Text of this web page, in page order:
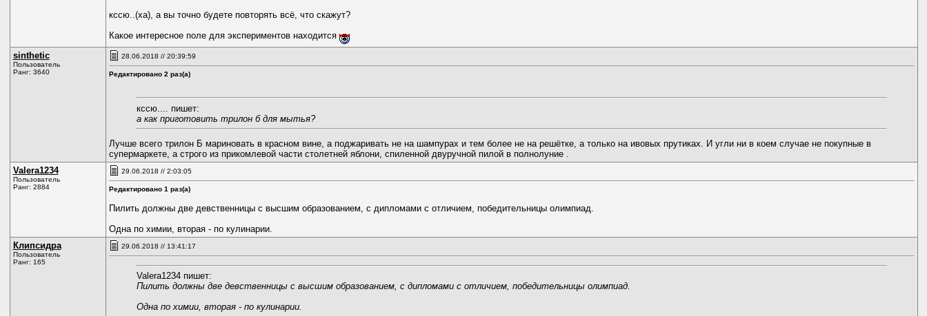
кссю..(ха), а вы точно будете повторять всё, что скажут?
Какое интересное поле для экспериментов находится
sinthetic
Пользователь
Ранг: 3640
28.06.2018 // 20:39:59
Редактировано 2 раз(а)
кссю.... пишет:
а как приготовить трилон б для мытья?
Лучше всего трилон Б мариновать в красном вине, а поджаривать не на шампурах и тем более не на решётке, а только на ивовых прутиках. И угли ни в коем случае не покупные в
супермаркете, а строго из прикомлевой части столетней яблони, спиленной двуручной пилой в полнолуние .
Valerа1234
Пользователь
Ранг: 2884
29.06.2018 // 2:03:05
Редактировано 1 раз(а)
Пилить должны две девственницы с высшим образованием, с дипломами с отличием, победительницы олимпиад.
Одна по химии, вторая - по кулинарии.
Клипсидра
Пользователь
Ранг: 165
29.06.2018 // 13:41:17
Valerа1234 пишет:
Пилить должны две девственницы с высшим образованием, с дипломами с отличием, победительницы олимпиад.
Одна по химии, вторая - по кулинарии.